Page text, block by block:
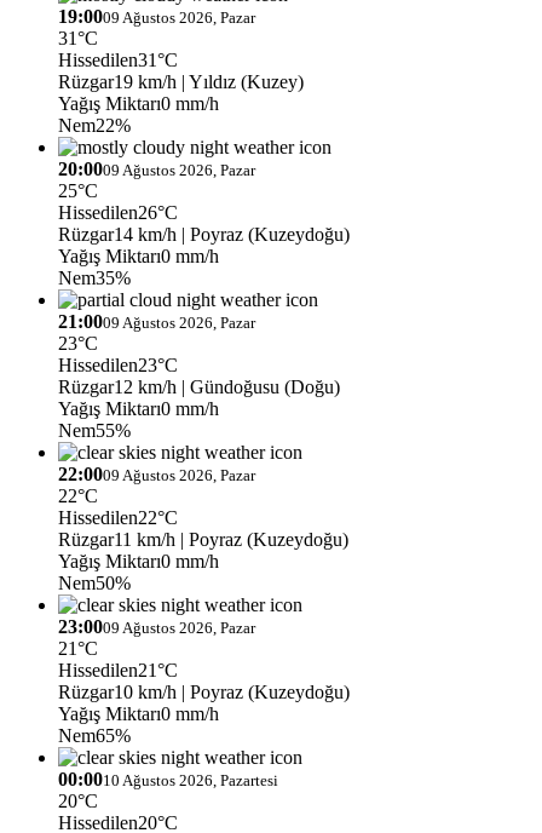
19:0009 Ağustos 2026, Pazar
31°C
Hissedilen31°C
Rüzgar19 km/h | Yıldız (Kuzey)
Yağış Miktarı0 mm/h
Nem22%
20:0009 Ağustos 2026, Pazar
25°C
Hissedilen26°C
Rüzgar14 km/h | Poyraz (Kuzeydoğu)
Yağış Miktarı0 mm/h
Nem35%
21:0009 Ağustos 2026, Pazar
23°C
Hissedilen23°C
Rüzgar12 km/h | Gündoğusu (Doğu)
Yağış Miktarı0 mm/h
Nem55%
22:0009 Ağustos 2026, Pazar
22°C
Hissedilen22°C
Rüzgar11 km/h | Poyraz (Kuzeydoğu)
Yağış Miktarı0 mm/h
Nem50%
23:0009 Ağustos 2026, Pazar
21°C
Hissedilen21°C
Rüzgar10 km/h | Poyraz (Kuzeydoğu)
Yağış Miktarı0 mm/h
Nem65%
00:0010 Ağustos 2026, Pazartesi
20°C
Hissedilen20°C